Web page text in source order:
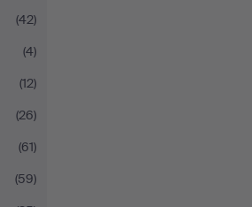
(42)
(4)
(12)
(26)
(61)
(59)